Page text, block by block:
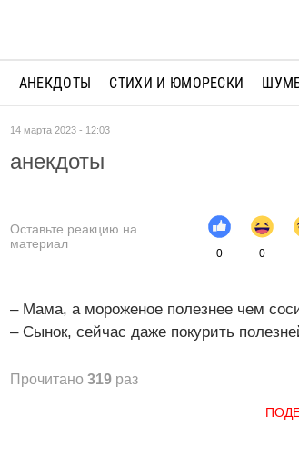
АНЕКДОТЫ СТИХИ И ЮМОРЕСКИ
14 марта 2023 - 12:03
анекдоты
Оставьте реакцию на
материал
0 0
– Мама, а мороженое полезнее чем
– Сынок, сейчас даже покурить
Прочитано 319 раз